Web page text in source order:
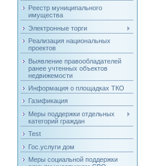
Реестр муниципального
имущества
Электронные торги
Реализация национальных
проектов
Выявление правообладателей
ранее учтенных объектов
недвижемости
Информация о площадках ТКО
Газификация
Меры поддержки отдельных
категорий граждан
Test
Гос.услуги дом
Меры социальной поддержки